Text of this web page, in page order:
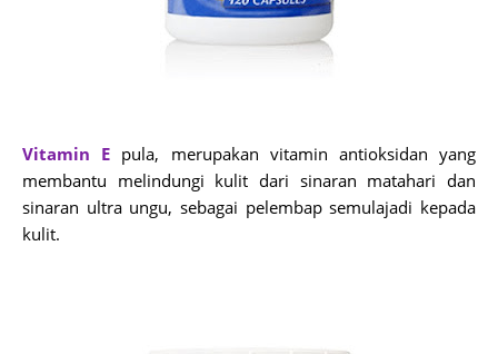
Vitamin E pula, merupakan vitamin antioksidan yang
membantu melindungi kulit dari sinaran matahari dan
sinaran ultra ungu, sebagai pelembap semulajadi kepada
kulit.